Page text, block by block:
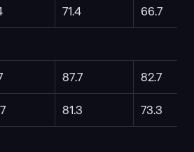
71.4
66.7
87.7
82.7
81.3
73.3